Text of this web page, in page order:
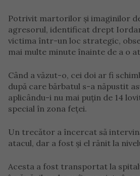
Potrivit martorilor și imaginilor
agresorul, identificat drept
victima într-un loc strategic,
mai multe minute înainte de a o
Când a văzut-o, cei doi ar fi
după care bărbatul s-a năpustit
aplicându-i nu mai puțin de 14
special în zona feței.
Un trecător a încercat să
atacul, dar a fost și el rănit la
Acesta a fost transportat la